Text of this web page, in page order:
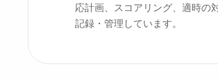
応計画、スコアリング、適時の
記録・管理しています。